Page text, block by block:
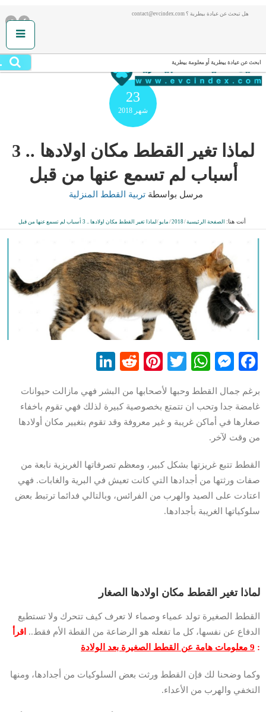
هل تبحث عن عيادة بيطرية ؟ contact@evcindex.com
ابحث عن عيادة بيطرية أو معلومة بيطرية
23
شهر 2018
لماذا تغير القطط مكان اولادها .. 3
أسباب لم تسمع عنها من قبل
مرسل بواسطة تربية القطط المنزلية
أنت هنا: الصفحة الرئيسية/
2018
/ مايو/لماذا تغير القطط مكان اولادها .. 3 أسباب لم تسمع عنها من قبل
Facebook
Messenger
WhatsApp
Twitter
Pinterest
Reddit
برغم جمال القطط وحبها لأصحابها من البشر فهي مازالت حيوانات
غامضة جدا وتحب ان تتمتع بخصوصية كبيرة لذلك فهي تقوم باخفاء
صغارها في أماكن غريبة و غير معروفة وقد تقوم بتغيير مكان أولادها
من وقت لآخر.
القطط تتبع غريزتها بشكل كبير، ومعظم تصرفاتها الغريزية نابعة من
صفات ورثتها من أجدادها التي كانت تعيش في البرية والغابات. فهي
اعتادت على الصيد والهرب من الفرائس، وبالتالي فدائما ترتبط بعض
سلوكياتها الغريبة بأجدادها.
لماذا تغير القطط مكان اولادها الصغار
القطط الصغيرة تولد عمياء وصماء لا تعرف كيف تتحرك ولا تستطيع
الدفاع عن نفسها، كل ما تفعله هو الرضاعة من القطة الأم فقط.. اقرأ
: 9 معلومات هامة عن القطط الصغيرة بعد الولادة
وكما وضحنا لك فإن القطط ورثت بعض السلوكيات من أجدادها، ومنها
التخفي والهرب من الأعداء.